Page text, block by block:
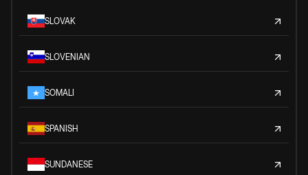
SLOVAK
SLOVENIAN
SOMALI
SPANISH
SUNDANESE